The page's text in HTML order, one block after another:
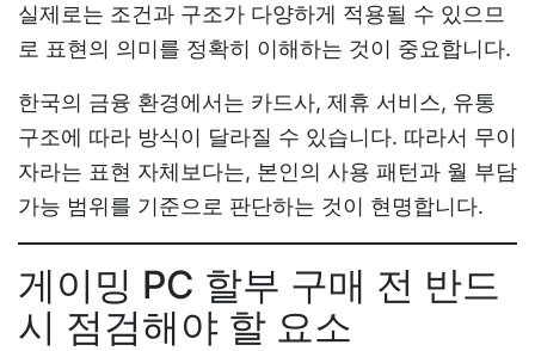
실제로는 조건과 구조가 다양하게 적용될 수 있으므
로 표현의 의미를 정확히 이해하는 것이 중요합니다.
한국의 금융 환경에서는 카드사, 제휴 서비스, 유통
구조에 따라 방식이 달라질 수 있습니다. 따라서 무이
자라는 표현 자체보다는, 본인의 사용 패턴과 월 부담
가능 범위를 기준으로 판단하는 것이 현명합니다.
게이밍 PC 할부 구매 전 반드
시 점검해야 할 요소